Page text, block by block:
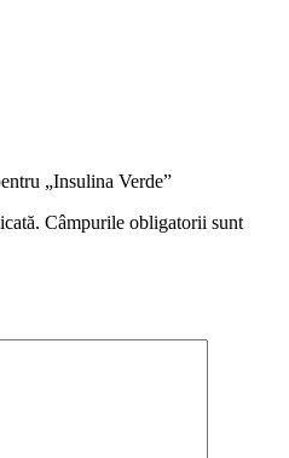
„Insulina Verde”
Câmpurile obligatorii sunt